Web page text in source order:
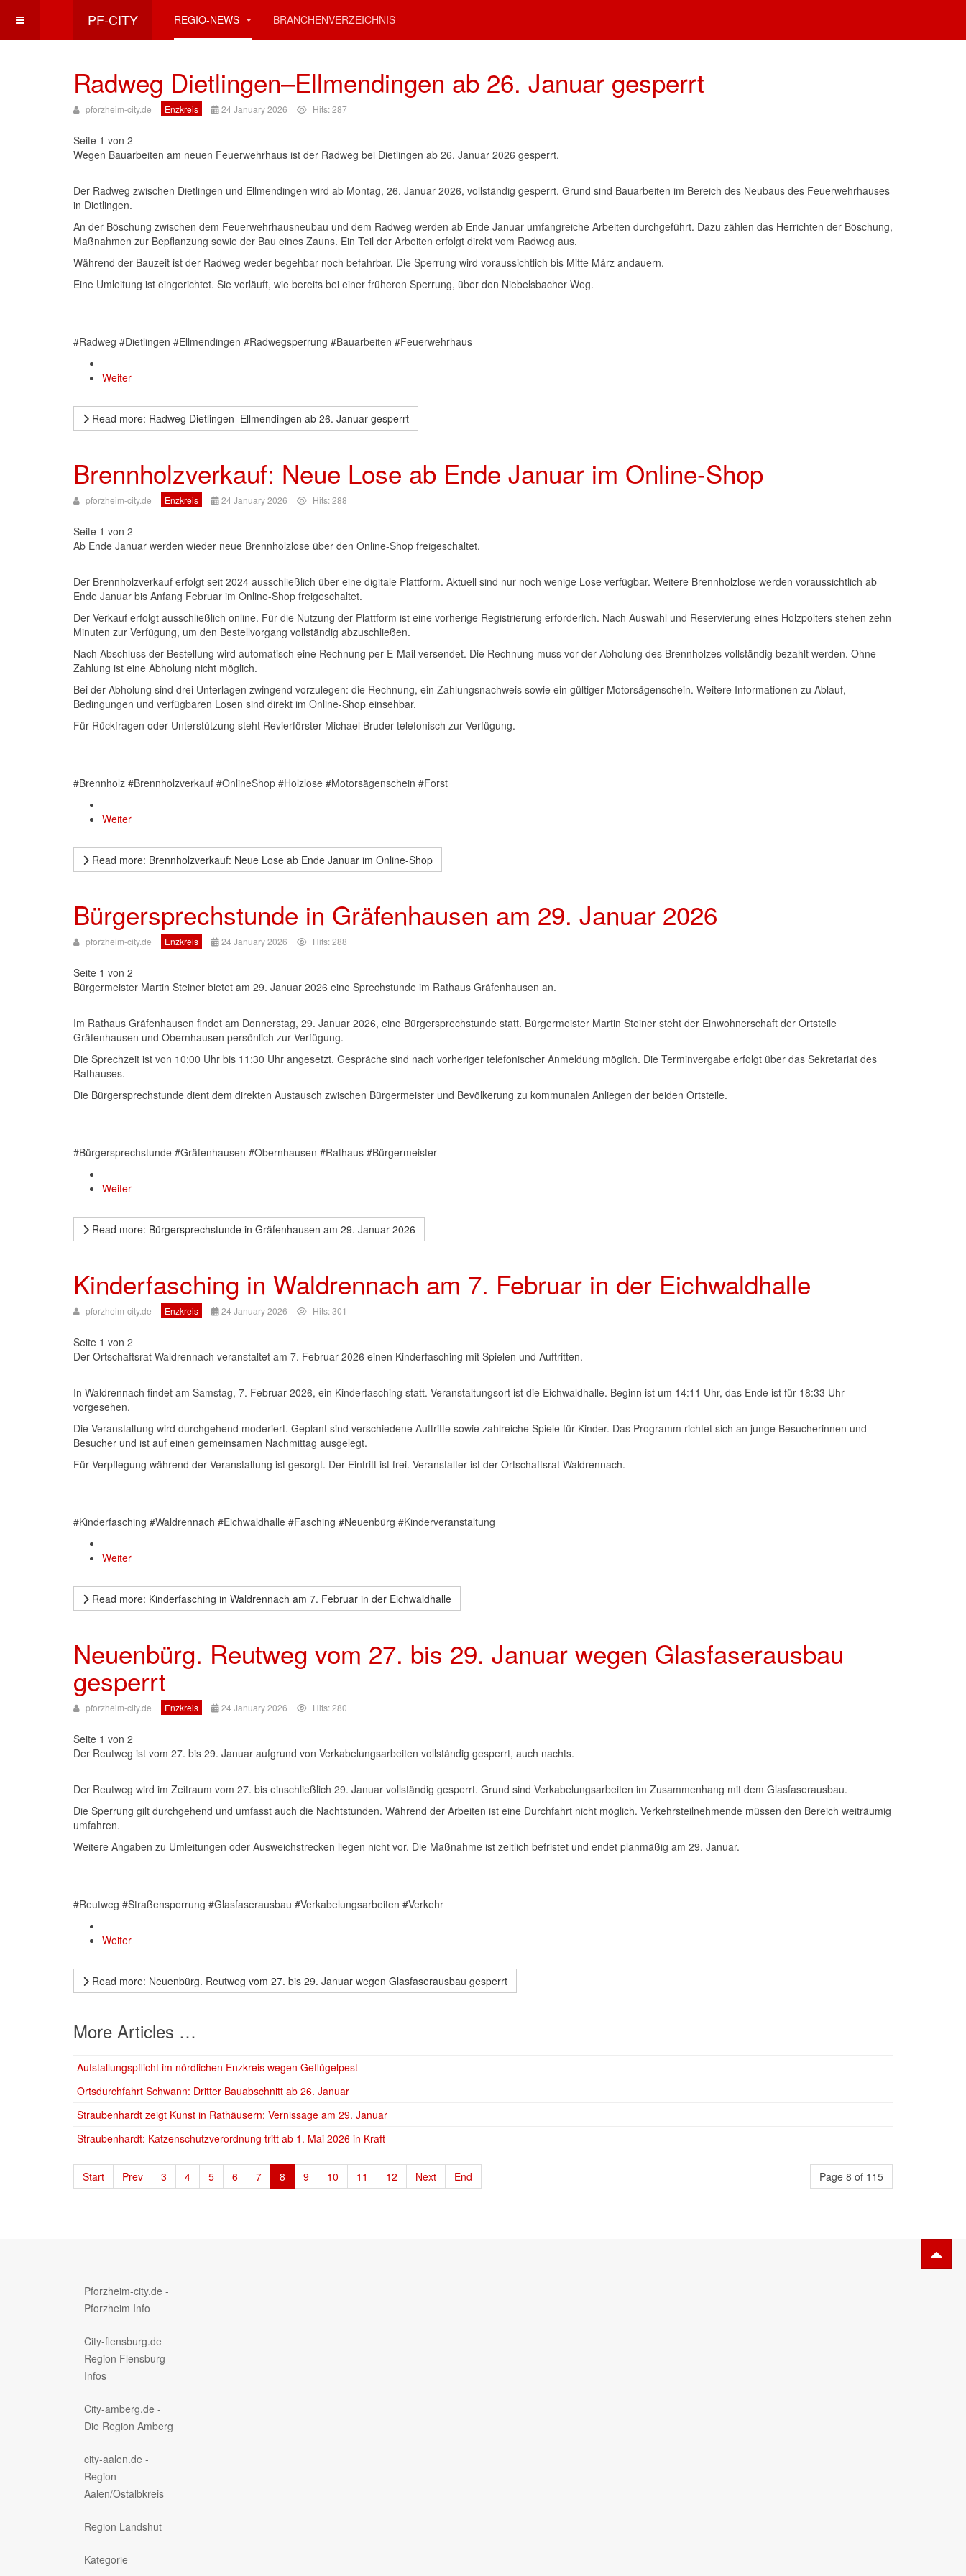
PF-CITY REGIO-NEWS BRANCHENVERZEICHNIS
Radweg Dietlingen–Ellmendingen ab 26. Januar gesperrt
pforzheim-city.de Enzkreis 24 January 2026 Hits: 287
Seite 1 von 2
Wegen Bauarbeiten am neuen Feuerwehrhaus ist der Radweg bei Dietlingen ab 26. Januar 2026 gesperrt.
Der Radweg zwischen Dietlingen und Ellmendingen wird ab Montag, 26. Januar 2026, vollständig gesperrt. Grund sind Bauarbeiten im Bereich des Neubaus des Feuerwehrhauses
in Dietlingen.
An der Böschung zwischen dem Feuerwehrhausneubau und dem Radweg werden ab Ende Januar umfangreiche Arbeiten durchgeführt. Dazu zählen das Herrichten der Böschung,
Maßnahmen zur Bepflanzung sowie der Bau eines Zauns. Ein Teil der Arbeiten erfolgt direkt vom Radweg aus.
Während der Bauzeit ist der Radweg weder begehbar noch befahrbar. Die Sperrung wird voraussichtlich bis Mitte März andauern.
Eine Umleitung ist eingerichtet. Sie verläuft, wie bereits bei einer früheren Sperrung, über den Niebelsbacher Weg.
#Radweg #Dietlingen #Ellmendingen #Radwegsperrung #Bauarbeiten #Feuerwehrhaus
Weiter
Read more: Radweg Dietlingen–Ellmendingen ab 26. Januar gesperrt
Brennholzverkauf: Neue Lose ab Ende Januar im Online-Shop
pforzheim-city.de Enzkreis 24 January 2026 Hits: 288
Seite 1 von 2
Ab Ende Januar werden wieder neue Brennholzlose über den Online-Shop freigeschaltet.
Der Brennholzverkauf erfolgt seit 2024 ausschließlich über eine digitale Plattform. Aktuell sind nur noch wenige Lose verfügbar. Weitere Brennholzlose werden voraussichtlich ab
Ende Januar bis Anfang Februar im Online-Shop freigeschaltet.
Der Verkauf erfolgt ausschließlich online. Für die Nutzung der Plattform ist eine vorherige Registrierung erforderlich. Nach Auswahl und Reservierung eines Holzpolters stehen zehn
Minuten zur Verfügung, um den Bestellvorgang vollständig abzuschließen.
Nach Abschluss der Bestellung wird automatisch eine Rechnung per E-Mail versendet. Die Rechnung muss vor der Abholung des Brennholzes vollständig bezahlt werden. Ohne
Zahlung ist eine Abholung nicht möglich.
Bei der Abholung sind drei Unterlagen zwingend vorzulegen: die Rechnung, ein Zahlungsnachweis sowie ein gültiger Motorsägenschein. Weitere Informationen zu Ablauf,
Bedingungen und verfügbaren Losen sind direkt im Online-Shop einsehbar.
Für Rückfragen oder Unterstützung steht Revierförster Michael Bruder telefonisch zur Verfügung.
#Brennholz #Brennholzverkauf #OnlineShop #Holzlose #Motorsägenschein #Forst
Weiter
Read more: Brennholzverkauf: Neue Lose ab Ende Januar im Online-Shop
Bürgersprechstunde in Gräfenhausen am 29. Januar 2026
pforzheim-city.de Enzkreis 24 January 2026 Hits: 288
Seite 1 von 2
Bürgermeister Martin Steiner bietet am 29. Januar 2026 eine Sprechstunde im Rathaus Gräfenhausen an.
Im Rathaus Gräfenhausen findet am Donnerstag, 29. Januar 2026, eine Bürgersprechstunde statt. Bürgermeister Martin Steiner steht der Einwohnerschaft der Ortsteile
Gräfenhausen und Obernhausen persönlich zur Verfügung.
Die Sprechzeit ist von 10:00 Uhr bis 11:30 Uhr angesetzt. Gespräche sind nach vorheriger telefonischer Anmeldung möglich. Die Terminvergabe erfolgt über das Sekretariat des
Rathauses.
Die Bürgersprechstunde dient dem direkten Austausch zwischen Bürgermeister und Bevölkerung zu kommunalen Anliegen der beiden Ortsteile.
#Bürgersprechstunde #Gräfenhausen #Obernhausen #Rathaus #Bürgermeister
Weiter
Read more: Bürgersprechstunde in Gräfenhausen am 29. Januar 2026
Kinderfasching in Waldrennach am 7. Februar in der Eichwaldhalle
pforzheim-city.de Enzkreis 24 January 2026 Hits: 301
Seite 1 von 2
Der Ortschaftsrat Waldrennach veranstaltet am 7. Februar 2026 einen Kinderfasching mit Spielen und Auftritten.
In Waldrennach findet am Samstag, 7. Februar 2026, ein Kinderfasching statt. Veranstaltungsort ist die Eichwaldhalle. Beginn ist um 14:11 Uhr, das Ende ist für 18:33 Uhr
vorgesehen.
Die Veranstaltung wird durchgehend moderiert. Geplant sind verschiedene Auftritte sowie zahlreiche Spiele für Kinder. Das Programm richtet sich an junge Besucherinnen und
Besucher und ist auf einen gemeinsamen Nachmittag ausgelegt.
Für Verpflegung während der Veranstaltung ist gesorgt. Der Eintritt ist frei. Veranstalter ist der Ortschaftsrat Waldrennach.
#Kinderfasching #Waldrennach #Eichwaldhalle #Fasching #Neuenbürg #Kinderveranstaltung
Weiter
Read more: Kinderfasching in Waldrennach am 7. Februar in der Eichwaldhalle
Neuenbürg. Reutweg vom 27. bis 29. Januar wegen Glasfaserausbau
gesperrt
pforzheim-city.de Enzkreis 24 January 2026 Hits: 280
Seite 1 von 2
Der Reutweg ist vom 27. bis 29. Januar aufgrund von Verkabelungsarbeiten vollständig gesperrt, auch nachts.
Der Reutweg wird im Zeitraum vom 27. bis einschließlich 29. Januar vollständig gesperrt. Grund sind Verkabelungsarbeiten im Zusammenhang mit dem Glasfaserausbau.
Die Sperrung gilt durchgehend und umfasst auch die Nachtstunden. Während der Arbeiten ist eine Durchfahrt nicht möglich. Verkehrsteilnehmende müssen den Bereich weiträumig
umfahren.
Weitere Angaben zu Umleitungen oder Ausweichstrecken liegen nicht vor. Die Maßnahme ist zeitlich befristet und endet planmäßig am 29. Januar.
#Reutweg #Straßensperrung #Glasfaserausbau #Verkabelungsarbeiten #Verkehr
Weiter
Read more: Neuenbürg. Reutweg vom 27. bis 29. Januar wegen Glasfaserausbau gesperrt
More Articles …
Aufstallungspflicht im nördlichen Enzkreis wegen Geflügelpest
Ortsdurchfahrt Schwann: Dritter Bauabschnitt ab 26. Januar
Straubenhardt zeigt Kunst in Rathäusern: Vernissage am 29. Januar
Straubenhardt: Katzenschutzverordnung tritt ab 1. Mai 2026 in Kraft
Page 8 of 115
Start Prev 3 4 5 6 7 8 9 10 11 12 Next End
Pforzheim-city.de -
Pforzheim Info
City-flensburg.de
Region Flensburg
Infos
City-amberg.de -
Die Region Amberg
city-aalen.de -
Region
Aalen/Ostalbkreis
Region Landshut
Kategorie